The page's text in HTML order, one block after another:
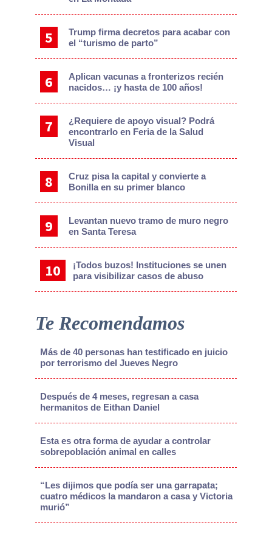
Trump firma decretos para acabar con
el “turismo de parto”
Aplican vacunas a fronterizos recién
nacidos… ¡y hasta de 100 años!
¿Requiere de apoyo visual? Podrá
encontrarlo en Feria de la Salud
Visual
Cruz pisa la capital y convierte a
Bonilla en su primer blanco
Levantan nuevo tramo de muro negro
en Santa Teresa
¡Todos buzos! Instituciones se unen
para visibilizar casos de abuso
Te Recomendamos
Más de 40 personas han testificado en juicio
por terrorismo del Jueves Negro
Después de 4 meses, regresan a casa
hermanitos de Eithan Daniel
Esta es otra forma de ayudar a controlar
sobrepoblación animal en calles
“Les dijimos que podía ser una garrapata;
cuatro médicos la mandaron a casa y Victoria
murió”